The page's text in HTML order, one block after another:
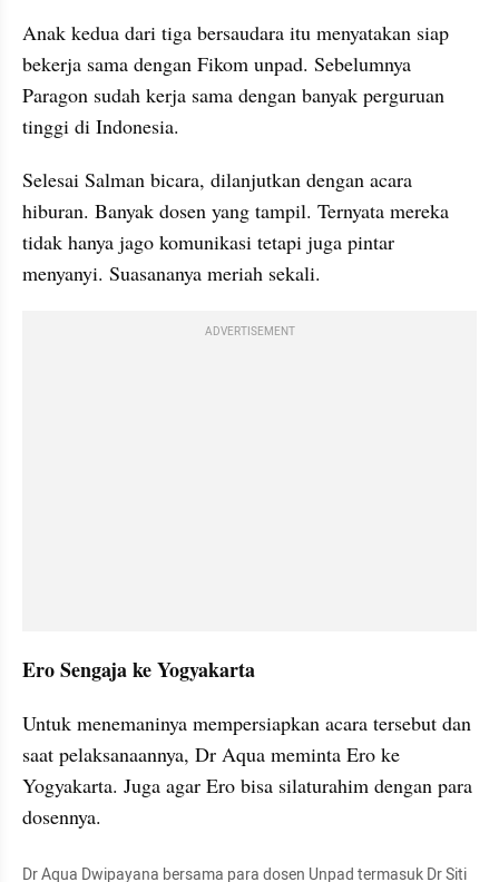
Anak kedua dari tiga bersaudara itu menyatakan siap
bekerja sama dengan Fikom unpad. Sebelumnya
Paragon sudah kerja sama dengan banyak perguruan
tinggi di Indonesia.
Selesai Salman bicara, dilanjutkan dengan acara
hiburan. Banyak dosen yang tampil. Ternyata mereka
tidak hanya jago komunikasi tetapi juga pintar
menyanyi. Suasananya meriah sekali.
ADVERTISEMENT
Ero Sengaja ke Yogyakarta
Untuk menemaninya mempersiapkan acara tersebut dan
saat pelaksanaannya, Dr Aqua meminta Ero ke
Yogyakarta. Juga agar Ero bisa silaturahim dengan para
dosennya.
Dr Aqua Dwipayana bersama para dosen Unpad termasuk Dr Siti